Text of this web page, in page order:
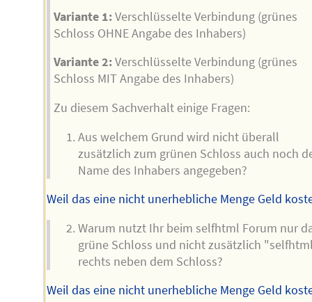
Variante 1:Verschlüsselte Verbindung (grünes
Schloss OHNE Angabe des Inhabers)
Variante 2:Verschlüsselte Verbindung (grünes
Schloss MIT Angabe des Inhabers)
Zu diesem Sachverhalt einige Fragen:
Aus welchem Grund wird nicht überall
zusätzlich zum grünen Schloss auch noch
Name des Inhabers angegeben?
Weil das eine nicht unerhebliche Menge Geld
Warum nutzt Ihr beim selfhtml Forum nur
grüne Schloss und nicht zusätzlich
rechts neben dem Schloss?
Weil das eine nicht unerhebliche Menge Geld